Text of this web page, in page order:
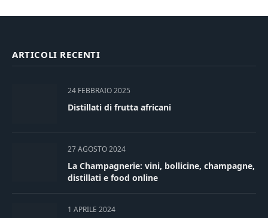
ARTICOLI RECENTI
24 FEBBRAIO 2025
Distillati di frutta africani
27 AGOSTO 2024
La Champagnerie: vini, bollicine, champagne,
distillati e food online
1 APRILE 2024